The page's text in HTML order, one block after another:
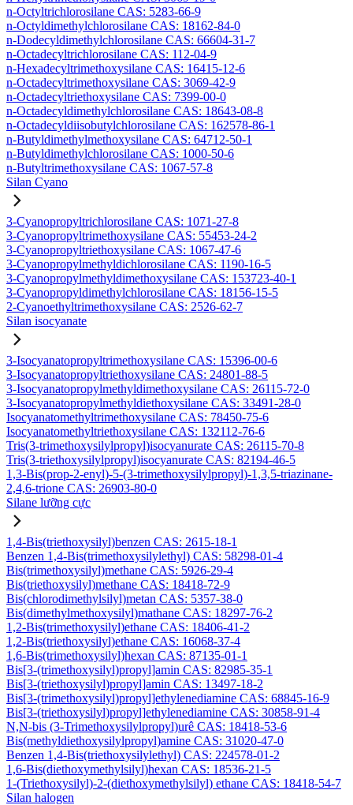
n-Octyltrichlorosilane CAS: 5283-66-9
n-Octyldimethylchlorosilane CAS: 18162-84-0
n-Dodecyldimethylchlorosilane CAS: 66604-31-7
n-Octadecyltrichlorosilane CAS: 112-04-9
n-Hexadecyltrimethoxysilane CAS: 16415-12-6
n-Octadecyltrimethoxysilane CAS: 3069-42-9
n-Octadecyltriethoxysilane CAS: 7399-00-0
n-Octadecyldimethylchlorosilane CAS: 18643-08-8
n-Octadecyldiisobutylchlorosilane CAS: 162578-86-1
n-Butyldimethylmethoxysilane CAS: 64712-50-1
n-Butyldimethylchlorosilane CAS: 1000-50-6
n-Butyltrimethoxysilane CAS: 1067-57-8
Silan Cyano
3-Cyanopropyltrichlorosilane CAS: 1071-27-8
3-Cyanopropyltrimethoxysilane CAS: 55453-24-2
3-Cyanopropyltriethoxysilane CAS: 1067-47-6
3-Cyanopropylmethyldichlorosilane CAS: 1190-16-5
3-Cyanopropylmethyldimethoxysilane CAS: 153723-40-1
3-Cyanopropyldimethylchlorosilane CAS: 18156-15-5
2-Cyanoethyltrimethoxysilane CAS: 2526-62-7
Silan isocyanate
3-Isocyanatopropyltrimethoxysilane CAS: 15396-00-6
3-Isocyanatopropyltriethoxysilane CAS: 24801-88-5
3-Isocyanatopropylmethyldimethoxysilane CAS: 26115-72-0
3-Isocyanatopropylmethyldiethoxysilane CAS: 33491-28-0
Isocyanatomethyltrimethoxysilane CAS: 78450-75-6
Isocyanatomethyltriethoxysilane CAS: 132112-76-6
Tris(3-trimethoxysilylpropyl)isocyanurate CAS: 26115-70-8
Tris(3-triethoxysilylpropyl)isocyanurate CAS: 82194-46-5
1,3-Bis(prop-2-enyl)-5-(3-trimethoxysilylpropyl)-1,3,5-triazinane-
2,4,6-trione CAS: 26903-80-0
Silane lưỡng cực
1,4-Bis(triethoxysilyl)benzen CAS: 2615-18-1
Benzen 1,4-Bis(trimethoxysilylethyl) CAS: 58298-01-4
Bis(trimethoxysilyl)methane CAS: 5926-29-4
Bis(triethoxysilyl)methane CAS: 18418-72-9
Bis(chlorodimethylsilyl)metan CAS: 5357-38-0
Bis(dimethylmethoxysilyl)mathane CAS: 18297-76-2
1,2-Bis(trimethoxysilyl)ethane CAS: 18406-41-2
1,2-Bis(triethoxysilyl)ethane CAS: 16068-37-4
1,6-Bis(trimethoxysilyl)hexan CAS: 87135-01-1
Bis[3-(trimethoxysilyl)propyl]amin CAS: 82985-35-1
Bis[3-(triethoxysilyl)propyl]amin CAS: 13497-18-2
Bis[3-(trimethoxysilyl)propyl]ethylenediamine CAS: 68845-16-9
Bis[3-(triethoxysilyl)propyl]ethylenediamine CAS: 30858-91-4
N,N-bis (3-Trimethoxysilylpropyl)urê CAS: 18418-53-6
Bis(methyldiethoxysilylpropyl)amine CAS: 31020-47-0
Benzen 1,4-Bis(triethoxysilylethyl) CAS: 224578-01-2
1,6-Bis(diethoxymethylsilyl)hexan CAS: 18536-21-5
1-(Triethoxysilyl)-2-(diethoxymethylsilyl) ethane CAS: 18418-54-7
Silan halogen